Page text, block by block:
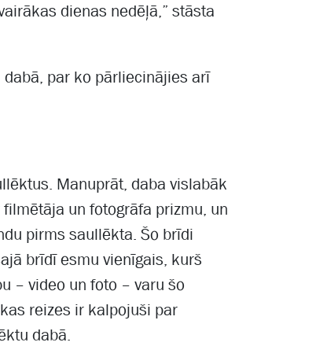
dienas nedēļā,” stāsta
par ko pārliecinājies arī
Manuprāt, daba vislabāk
un fotogrāfa prizmu, un
pirms saullēkta. Šo brīdi
brīdī esmu vienīgais, kurš
– video un foto – varu šo
reizes ir kalpojuši par
dabā.